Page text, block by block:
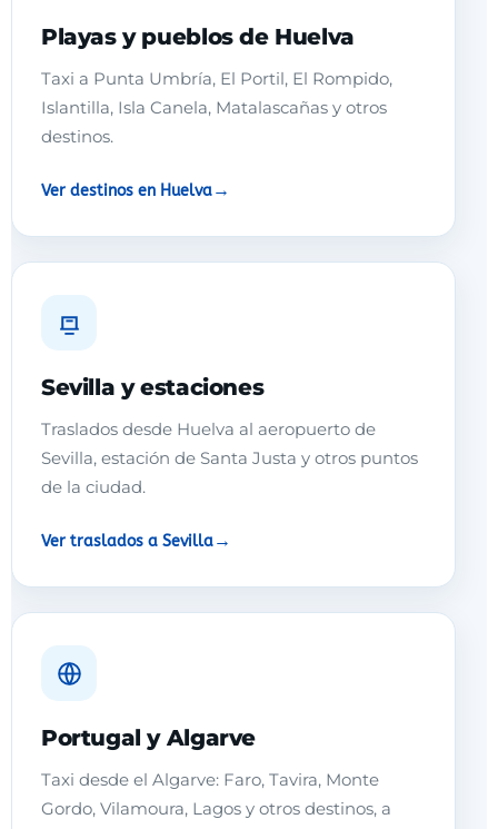
Playas y pueblos de Huelva
Taxi a Punta Umbría, El Portil, El Rompido,
Islantilla, Isla Canela, Matalascañas y otros
destinos.
Ver destinos en Huelva
Sevilla y estaciones
Traslados desde Huelva al aeropuerto de
Sevilla, estación de Santa Justa y otros puntos
de la ciudad.
Ver traslados a Sevilla
Portugal y Algarve
Taxi desde el Algarve: Faro, Tavira, Monte
Gordo, Vilamoura, Lagos y otros destinos, a